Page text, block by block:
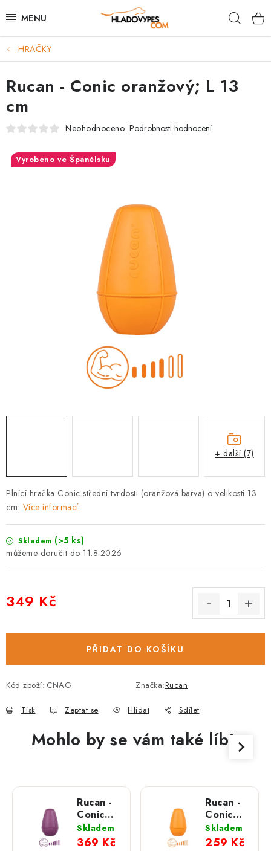
na
POTŘEBY PRO PSY
TAMI PŘEPRAVNÍ BOXY
SPORT SE PSEM
VÝMĚNA, VRÁCENÍ A REKLAMACE
Výměna, vrácení a reklamace
Obchodní podmínky
Hodnocení obchodu
FAQ
HRAČKY
Plnící hračka Conic střední tvrdosti (oranžová barva) o velikosti 13
cm. Více informací
Skladem (>5 ks)
11.8.2026
349 Kč
PŘIDAT DO KOŠÍKU
Kód zboží: CNAG Značka:Rucan
Tisk Zeptat se Hlídat Sdílet
Rucan - Conic oranžový; L 13
cm
Neohodnoceno Podrobnosti hodnocení
Vyrobeno ve Španělsku
+ další (7)
Mohlo by se vám také líbit
Rucan -
Conic
fialový;
L 13 cm
Skladem
369 Kč
Rucan -
Conic
oranžový;
M 10 cm
Skladem
259 Kč